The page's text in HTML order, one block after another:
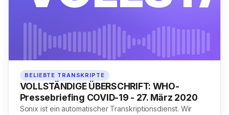
BELIEBTE TRANSKRIPTE
VOLLSTÄNDIGE ÜBERSCHRIFT: WHO-
Pressebriefing COVID-19 - 27. März 2020
Sonix ist ein automatischer Transkriptionsdienst. Wir